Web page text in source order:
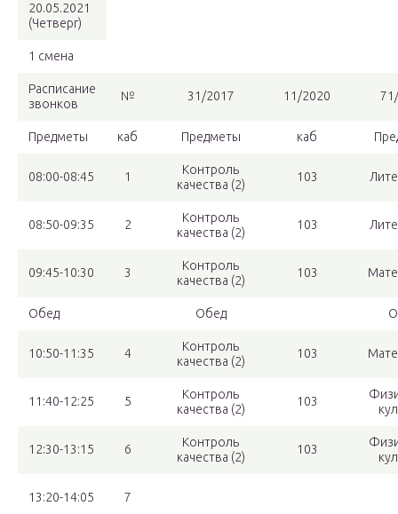
20.05.2021
(Четверг)
1 смена
Расписание
звонков
№ 31/2017 11/2020
Предметы каб Предметы каб
08:00-08:45 1
Контроль
качества (2)
103
08:50-09:35 2
Контроль
качества (2)
103
09:45-10:30 3
Контроль
качества (2)
103
Обед Обед
10:50-11:35 4
Контроль
качества (2)
103
11:40-12:25 5
Контроль
качества (2)
103
12:30-13:15 6
Контроль
качества (2)
103
13:20-14:05 7